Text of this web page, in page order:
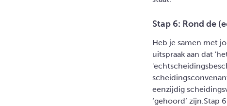
Stap 6: Rond de
Heb je samen met
uitspraak aan dat
eenzijdig
‘gehoord’ zijn.Stap